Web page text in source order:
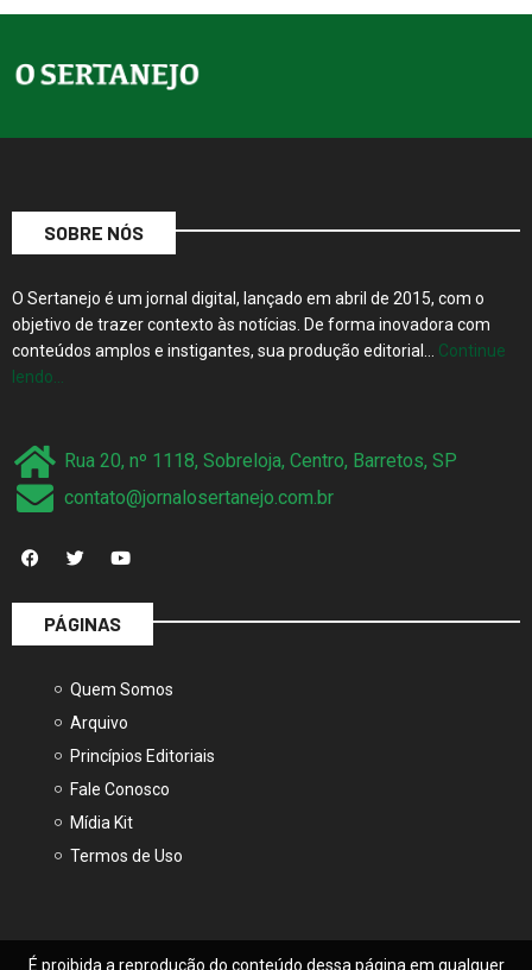
SOBRE NÓS
O Sertanejo é um jornal digital, lançado em abril de 2015, com o
objetivo de trazer contexto às notícias. De forma inovadora com
conteúdos amplos e instigantes, sua produção editorial… Continue
lendo…
Rua 20, nº 1118, Sobreloja, Centro, Barretos, SP
contato@jornalosertanejo.com.br
PÁGINAS
Quem Somos
Arquivo
Princípios Editoriais
Fale Conosco
Mídia Kit
Termos de Uso
É proibida a reprodução do conteúdo dessa página em qualquer